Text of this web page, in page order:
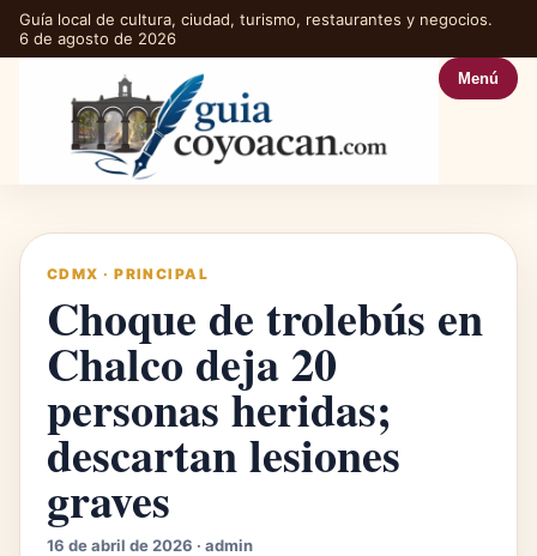
Guía local de cultura, ciudad, turismo, restaurantes y negocios.
6 de agosto de 2026
Menú
CDMX ·PRINCIPAL
Choque de trolebús en
Chalco deja 20
personas heridas;
descartan lesiones
graves
16 de abril de 2026 · admin